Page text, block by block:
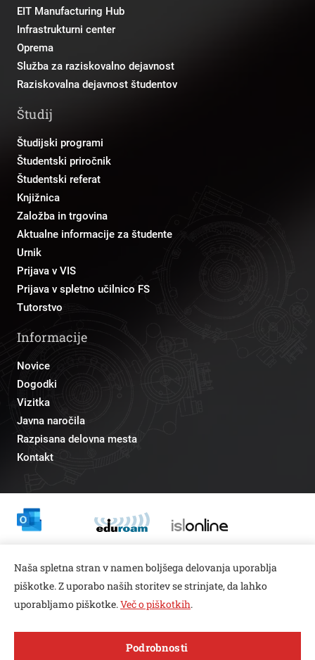
Open toolbar
EIT Manufacturing Hub
Infrastrukturni center
Oprema
Služba za raziskovalno dejavnost
Raziskovalna dejavnost študentov
Študij
Študijski programi
Študentski priročnik
Študentski referat
Knjižnica
Založba in trgovina
Aktualne informacije za študente
Urnik
Prijava v VIS
Prijava v spletno učilnico FS
Tutorstvo
Informacije
Novice
Dogodki
Vizitka
Javna naročila
Razpisana delovna mesta
Kontakt
pr@fs.uni-lj.si
Naša spletna stran v namen boljšega delovanja uporablja
piškotke. Z uporabo naših storitev se strinjate, da lahko
uporabljamo piškotke.Več o piškotkih.
Podrobnosti